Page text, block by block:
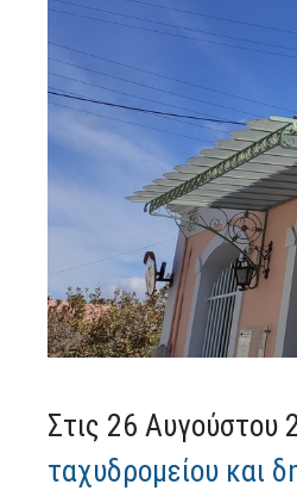
Στις 26 Αυγούστου
ταχυδρομείου και